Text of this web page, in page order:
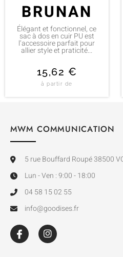
BRUNAN
Élégant et fonctionnel, ce
sac à dos en cuir PU est
l’accessoire parfait pour
allier style et praticité...
15,62 €
à partir de
MWM COMMUNICATION
5 rue Bouffard Roupé 38500
Lun - Ven : 9:00 - 18:00
04 58 15 02 55
info@goodises.fr